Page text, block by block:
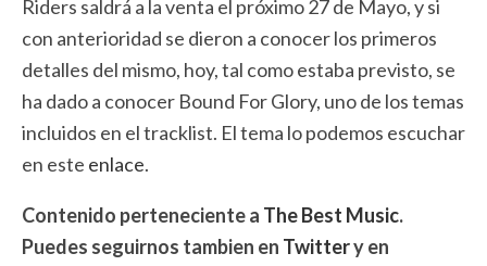
Riders saldrá a la venta el próximo 27 de Mayo, y si
con anterioridad se dieron a conocer los primeros
detalles del mismo, hoy, tal como estaba previsto, se
ha dado a conocer Bound For Glory, uno de los temas
incluidos en el tracklist. El tema lo podemos escuchar
en este enlace.
Contenido perteneciente a The Best Music.
Puedes seguirnos tambien en Twittery en